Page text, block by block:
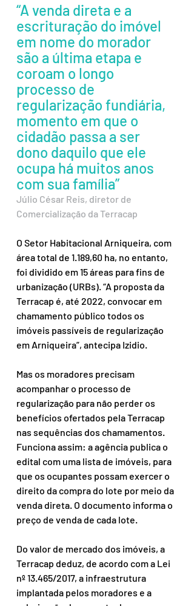
“A venda direta e a
escrituração do imóvel
em nome do morador
são a última etapa e
coroam o longo
processo de
regularização fundiária,
momento em que o
cidadão passa a ser
dono daquilo que ele
ocupa há muitos anos
com sua família”
Júlio César Reis, diretor de
Comercialização da Terracap
O Setor Habitacional Arniqueira, com
área total de 1.189,60 ha, no entanto,
foi dividido em 15 áreas para fins de
urbanização (URBs). “A proposta da
Terracap é, até 2022, convocar em
chamamento público todos os
imóveis passíveis de regularização
em Arniqueira”, antecipa Izidio.
Mas os moradores precisam
acompanhar o processo de
regularização para não perder os
benefícios ofertados pela Terracap
nas sequências dos chamamentos.
Funciona assim: a agência publica o
edital com uma lista de imóveis, para
que os ocupantes possam exercer o
direito da compra do lote por meio da
venda direta. O documento informa o
preço de venda de cada lote.
Do valor de mercado dos imóveis, a
Terracap deduz, de acordo com a Lei
nº 13.465/2017, a infraestrutura
implantada pelos moradores e a